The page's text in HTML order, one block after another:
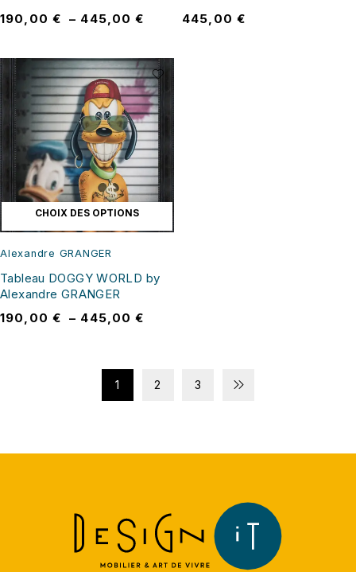
190,00 € – 445,00€
445,00 €
CHOIX DES OPTIONS
Alexandre GRANGER
Tableau DOGGY WORLD by
Alexandre GRANGER
190,00 € – 445,00€
1 2 3